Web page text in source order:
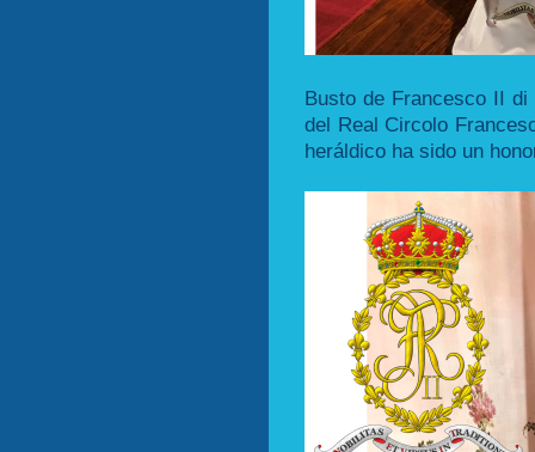
Busto de Francesco II
del Real Circolo
heráldico ha sido un